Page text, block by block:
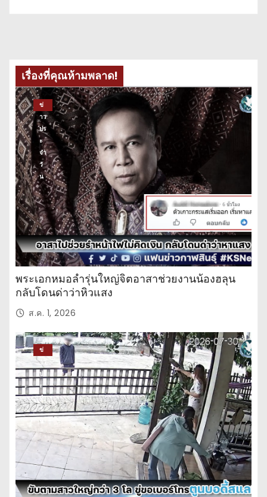
เรื่องที่คุณห้ามพลาด!
ข่
าว
ปร
ะ
จำ
วั
น
พระเอกหมอลำรุ่นใหญ่จิตอาสาช่วยงานน้องฮลุน
กลับโดนด่าว่าหิวแสง
ส.ค. 1, 2026
ข่
าว
ปร
ะ
จำ
วั
น